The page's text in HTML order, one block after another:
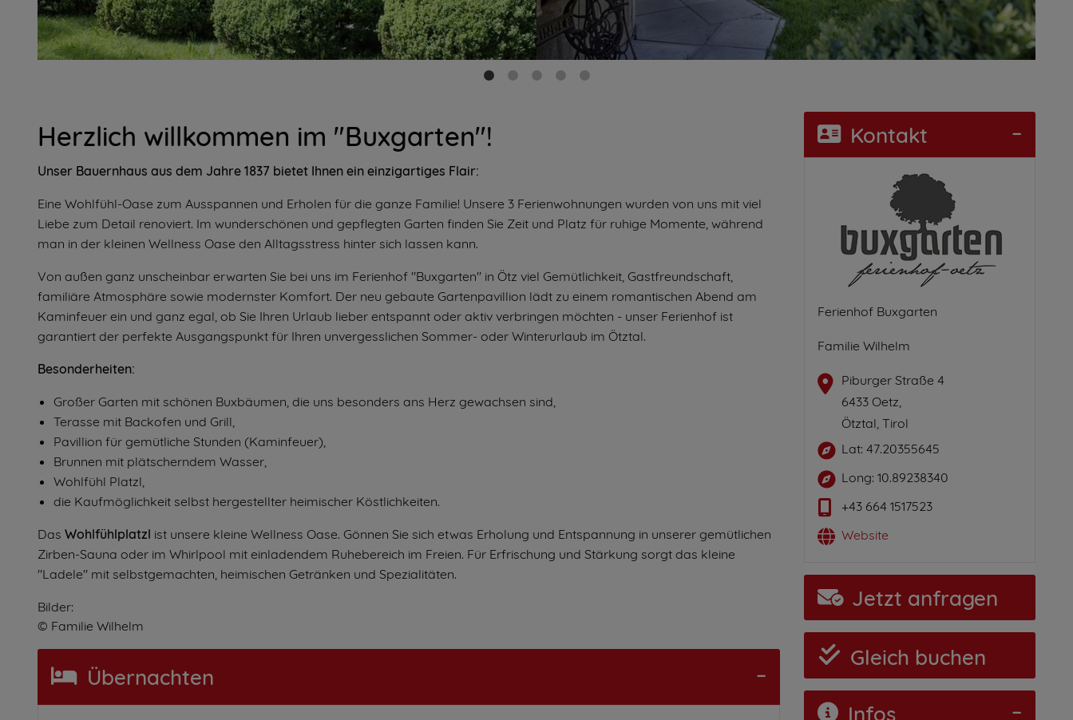
Herzlich willkommen im "Buxgarten"!
Unser Bauernhaus aus dem Jahre 1837 bietet Ihnen ein einzigartiges Flair:
Eine Wohlfühl-Oase zum Ausspannen und Erholen für die ganze Familie! Unsere 3 Ferienwohnungen wurden von uns mit viel
Liebe zum Detail renoviert. Im wunderschönen und gepflegten Garten finden Sie Zeit und Platz für ruhige Momente, während
man in der kleinen Wellness Oase den Alltagsstress hinter sich lassen kann.
Von außen ganz unscheinbar erwarten Sie bei uns im Ferienhof "Buxgarten" in Ötz viel Gemütlichkeit, Gastfreundschaft,
familiäre Atmosphäre sowie modernster Komfort. Der neu gebaute Gartenpavillion lädt zu einem romantischen Abend am
Kaminfeuer ein und ganz egal, ob Sie Ihren Urlaub lieber entspannt oder aktiv verbringen möchten - unser Ferienhof ist
garantiert der perfekte Ausgangspunkt für Ihren unvergesslichen Sommer- oder Winterurlaub im Ötztal.
Besonderheiten:
Großer Garten mit schönen Buxbäumen, die uns besonders ans Herz gewachsen sind,
Terasse mit Backofen und Grill,
Pavillion für gemütliche Stunden (Kaminfeuer),
Brunnen mit plätscherndem Wasser,
Wohlfühl Platzl,
die Kaufmöglichkeit selbst hergestellter heimischer Köstlichkeiten.
Das Wohlfühlplatzl ist unsere kleine Wellness Oase. Gönnen Sie sich etwas Erholung und Entspannung in unserer gemütlichen
Zirben-Sauna oder im Whirlpool mit einladendem Ruhebereich im Freien. Für Erfrischung und Stärkung sorgt das kleine
"Ladele" mit selbstgemachten, heimischen Getränken und Spezialitäten.
Bilder:
© Familie Wilhelm
Übernachten
Kontakt
Ferienhof Buxgarten
Familie Wilhelm
Piburger Straße 4
6433 Oetz,
Ötztal, Tirol
Lat: 47.20355645
Long: 10.89238340
+43 664 1517523
Website
Jetzt anfragen
Gleich buchen
Infos